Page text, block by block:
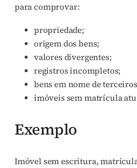
para comprovar:
propriedade;
origem dos bens;
valores divergentes;
registros incompletos;
bens em nome de
imóveis sem matrícula
Exemplo
Imóvel sem escritura,